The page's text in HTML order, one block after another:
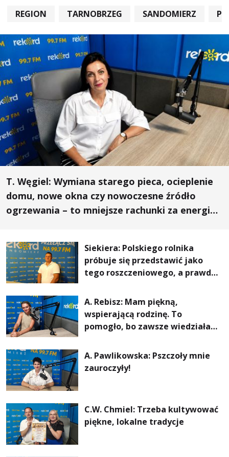
REGION TARNOBRZEG SANDOMIERZ
T. Węgiel: Wymiana starego pieca, ocieplenie
domu, nowe okna czy nowoczesne źródło
ogrzewania – to mniejsze rachunki za energię,
Siekiera: Polskiego rolnika
próbuje się przedstawić jako
tego roszczeniowego, a prawda
A. Rebisz: Mam piękną,
wspierającą rodzinę. To
pomogło, bo zawsze wiedziałam,
najważniejsza
A. Pawlikowska: Pszczoły mnie
zauroczyły!
C.W. Chmiel: Trzeba kultywować
piękne, lokalne tradycje